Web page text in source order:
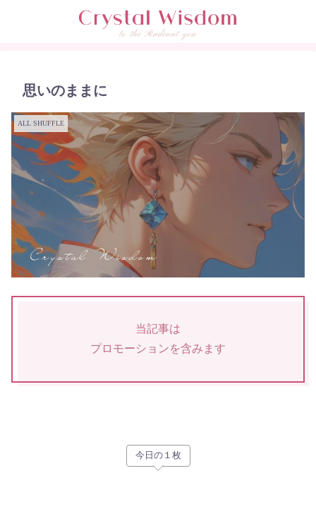
思いのままに
ALL SHUFFLE
当記事は
プロモーションを含みます
今日の１枚